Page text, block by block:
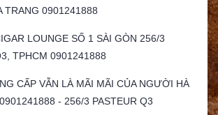
TRANG 0901241888
LOUNGE SỐ 1 SÀI GÒN 256/3
TPHCM 0901241888
CẤP VẪN LÀ MÃI MÃI CỦA NGƯỜI HÀ
- 256/3 PASTEUR Q3